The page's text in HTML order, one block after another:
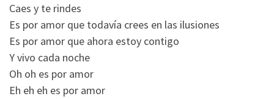
Caes y te rindes
Es por amor que todavía crees en las ilusiones
Es por amor que ahora estoy contigo
Y vivo cada noche
Oh oh es por amor
Eh eh eh es por amor